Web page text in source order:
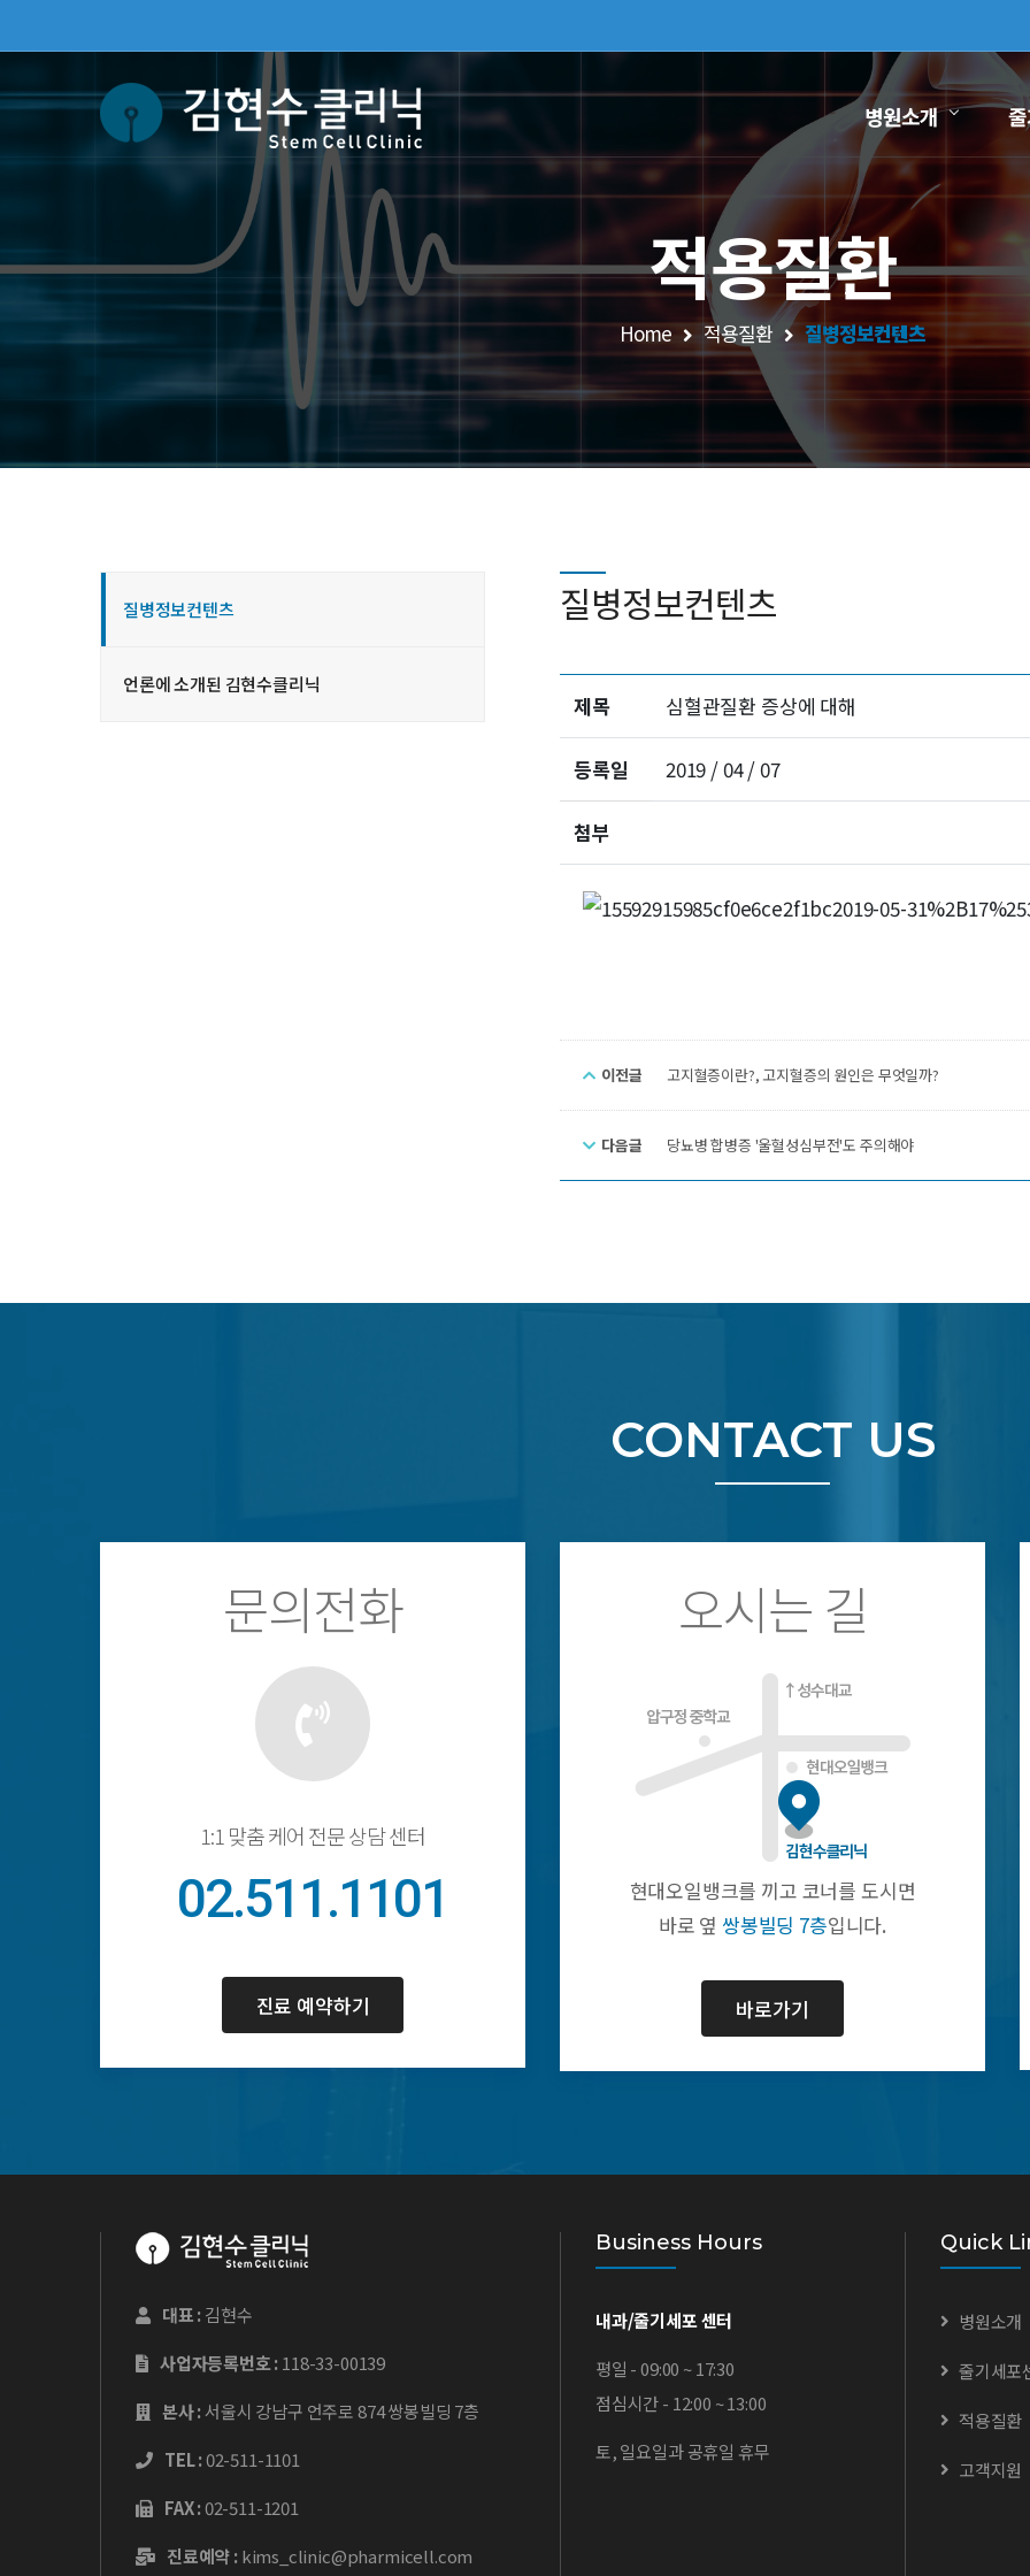
병원소개
적용질환
Home 적용질환 질병정보컨텐츠
질병정보컨텐츠
언론에 소개된 김현수클리닉
질병정보컨텐츠
제목 심혈관질환 증상에 대해
등록일 2019 / 04 / 07
첨부
이전글 고지혈증이란?, 고지혈증의 원인은 무엇일까?
다음글 당뇨병 합병증 '울혈성심부전'도 주의해야
CONTACT US
문의전화
1:1 맞춤 케어 전문 상담 센터
02.511.1101
진료 예약하기
오시는 길
현대오일뱅크를 끼고 코너를 도시면
바로 옆 쌍봉빌딩 7층입니다.
바로가기
대표 :김현수
사업자등록번호 :118-33-00139
본사 :서울시 강남구 언주로 874 쌍봉빌딩 7층
TEL :02-511-1101
FAX :02-511-1201
진료예약 :kims_clinic@pharmicell.com
Business Hours
내과/줄기세포 센터
평일 - 09:00 ~ 17:30
점심시간 - 12:00 ~ 13:00
토, 일요일과 공휴일 휴무
Quick
병원소개
줄기세포
적용질환
고객지원